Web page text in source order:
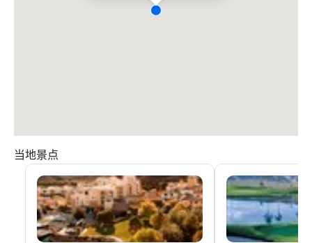
当地景点